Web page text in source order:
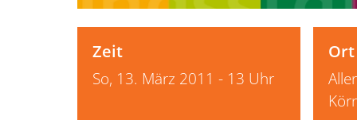
Zeit
So, 13. März 2011 - 13 Uhr
Ort